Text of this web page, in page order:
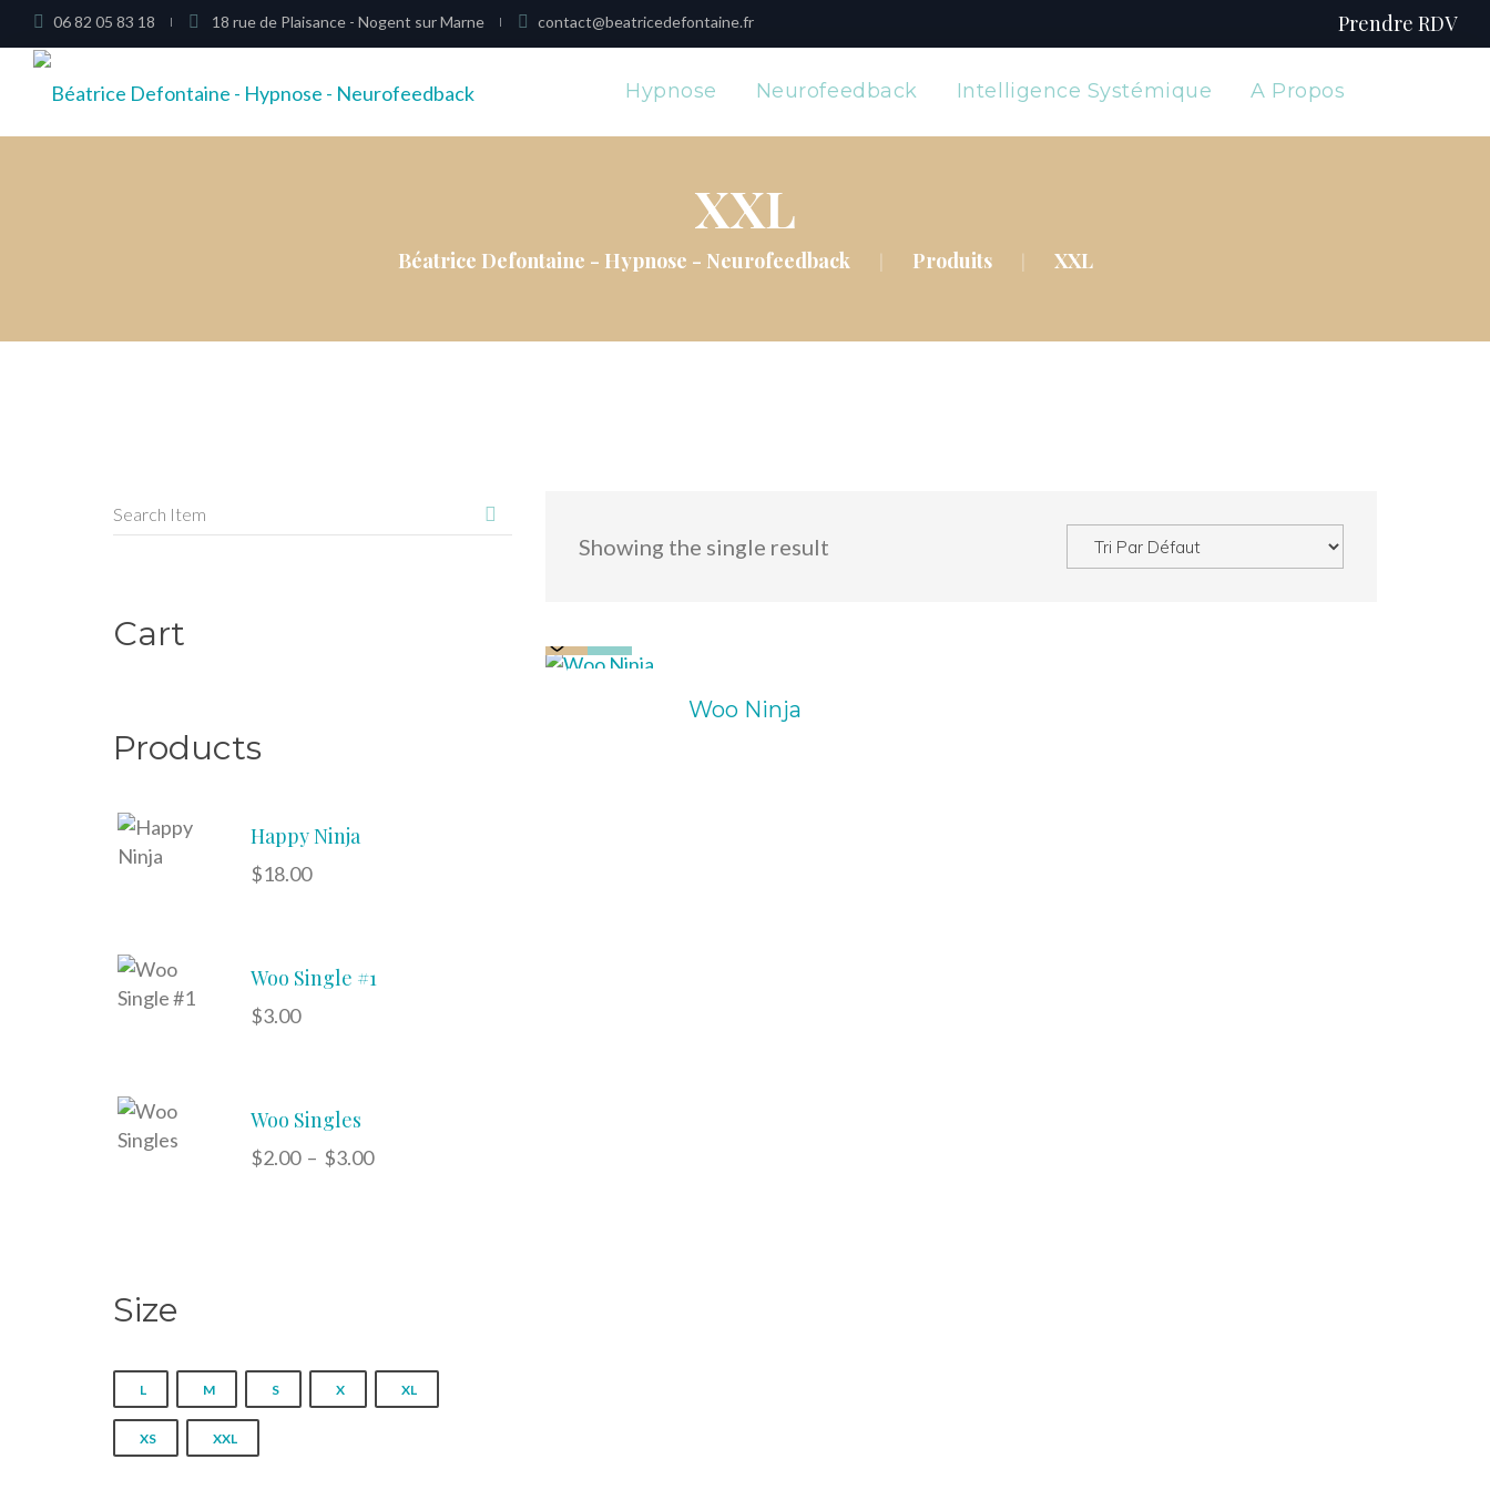
06 82 05 83 18 18 rue de Plaisance - Nogent sur Marne contact@beatricedefontaine.fr Prendre RDV
Hypnose Neurofeedback Intelligence Systémique A Propos
XXL
Béatrice Defontaine - Hypnose - Neurofeedback | Produits | XXL
Showing the single result
Woo Ninja
Cart
Products
Happy Ninja
$18.00
Woo Single #1
$3.00
Woo Singles
$2.00 – $3.00Plage
Size
L M S X XL
XS XXL